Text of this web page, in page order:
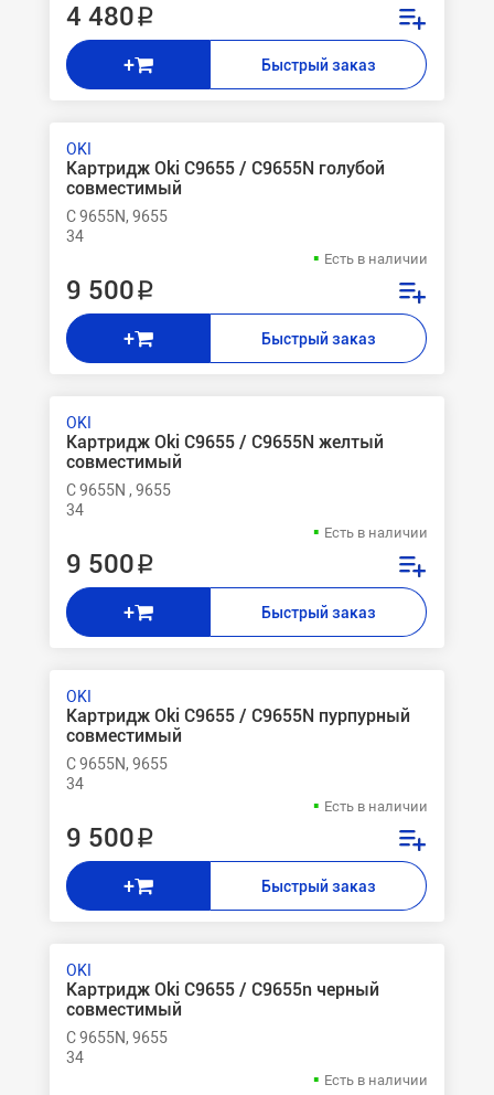
4 480 ₽
+ Быстрый заказ
OKI
Картридж Oki C9655 / C9655N голубой
совместимый
C 9655N, 9655
34
Есть в наличии
9 500 ₽
+ Быстрый заказ
OKI
Картридж Oki C9655 / C9655N желтый
совместимый
C 9655N , 9655
34
Есть в наличии
9 500 ₽
+ Быстрый заказ
OKI
Картридж Oki C9655 / C9655N пурпурный
совместимый
C 9655N, 9655
34
Есть в наличии
9 500 ₽
+ Быстрый заказ
OKI
Картридж Oki C9655 / C9655n черный
совместимый
C 9655N, 9655
34
Есть в наличии